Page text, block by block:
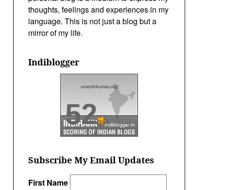
thoughts, feelings and experiences in my
language. This is not just a blog but a
mirror of my life.
Indiblogger
umeshkumar.org
52/100
Subscribe My Email Updates
First Name